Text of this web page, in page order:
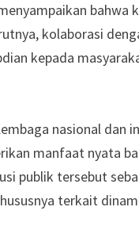
bahwa
kolaborasi
kepada
nasional dan
manfaat nyata
publik tersebut
terkait